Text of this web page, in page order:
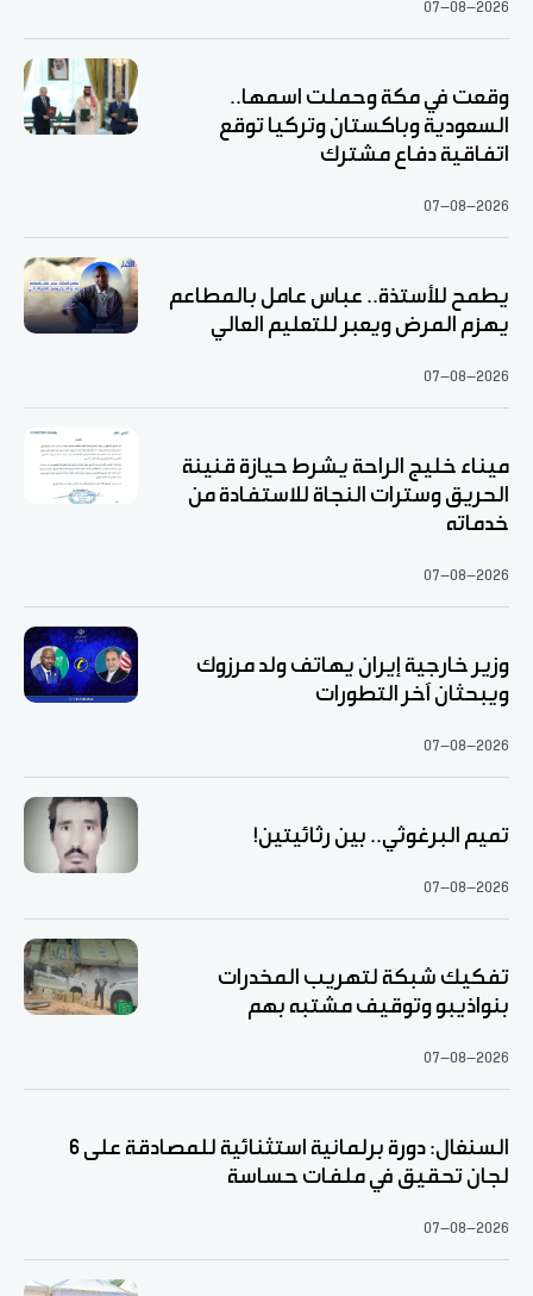
07-08-2026
وقعت في مكة وحملت اسمها..
السعودية وباكستان وتركيا توقع
اتفاقية دفاع مشترك
07-08-2026
يطمح للأستذة.. عباس عامل بالمطاعم
يهزم المرض ويعبر للتعليم العالي
07-08-2026
ميناء خليج الراحة يشرط حيازة قنينة
الحريق وسترات النجاة للاستفادة من
خدماته
07-08-2026
وزير خارجية إيران يهاتف ولد مرزوك
ويبحثان آخر التطورات
07-08-2026
تميم البرغوثي.. بين رثائيتين!
07-08-2026
تفكيك شبكة لتهريب المخدرات
بنواذيبو وتوقيف مشتبه بهم
07-08-2026
السنغال: دورة برلمانية استثنائية للمصادقة على 6
لجان تحقيق في ملفات حساسة
07-08-2026